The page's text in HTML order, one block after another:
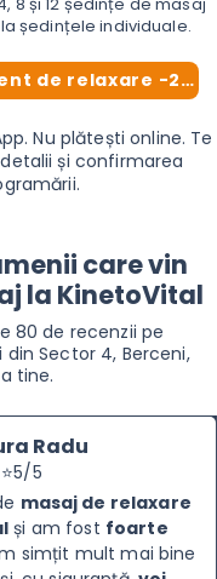
ședințele individuale.
Vreau abonament de relaxare -20%
Nu plătești online. Te
și confirmarea
care vin
la KinetoVital​
80 de recenzii pe
Sector 4, Berceni,
tine.
Radu
⭐5/5
masaj de relaxare
și am fost foarte
simțit mult mai bine